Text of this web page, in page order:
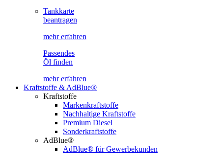
Tankkarte
beantragen
mehr erfahren
Passendes
Öl finden
mehr erfahren
Kraftstoffe & AdBlue®
Kraftstoffe
Markenkraftstoffe
Nachhaltige Kraftstoffe
Premium Diesel
Sonderkraftstoffe
AdBlue®
AdBlue® für Gewerbekunden